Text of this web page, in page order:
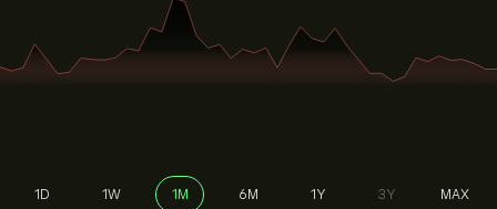
1D 1W 1M 6M 1Y 3Y MAX